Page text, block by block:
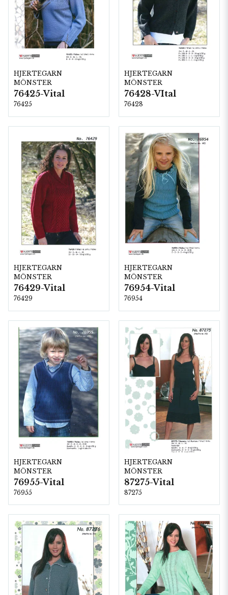
HJERTEGARN
MÖNSTER
76425-Vital
76425
HJERTEGARN
MÖNSTER
76428-VItal
76428
HJERTEGARN
MÖNSTER
76429-Vital
76429
HJERTEGARN
MÖNSTER
76954-Vital
76954
HJERTEGARN
MÖNSTER
76955-Vital
76955
HJERTEGARN
MÖNSTER
87275-Vital
87275